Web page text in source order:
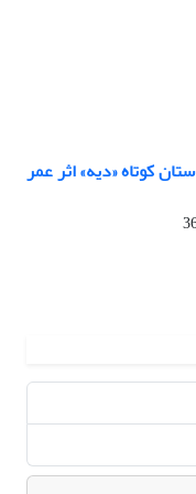
کوتاه «دیه» اثر عمر